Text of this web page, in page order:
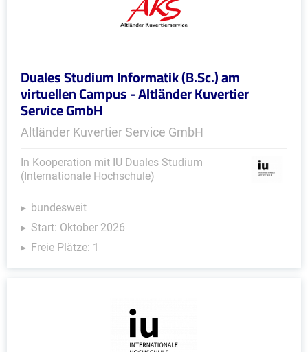
Duales Studium Informatik (B.Sc.) am
virtuellen Campus - Altländer Kuvertier
Service GmbH
Altländer Kuvertier Service GmbH
In Kooperation mit IU Duales Studium
(Internationale Hochschule)
bundesweit
Start: Oktober 2026
Freie Plätze: 1